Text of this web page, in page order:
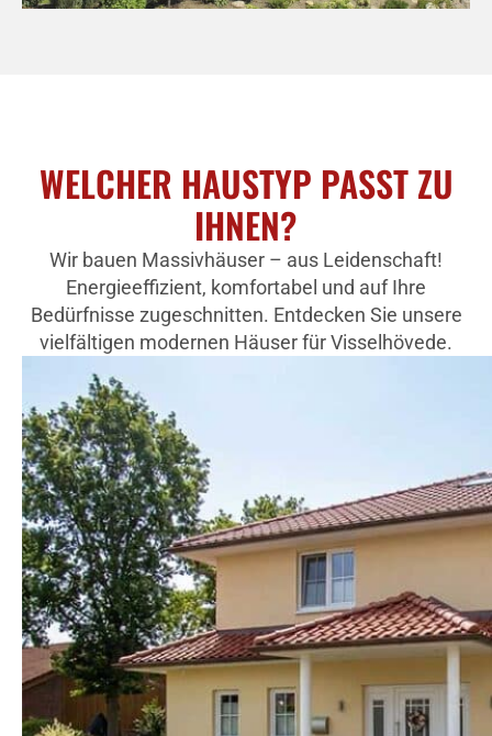
WELCHER HAUSTYP PASST ZU
IHNEN?
Wir bauen Massivhäuser – aus Leidenschaft!
Energieeffizient, komfortabel und auf Ihre
Bedürfnisse zugeschnitten. Entdecken Sie unsere
vielfältigen modernen Häuser für Visselhövede.